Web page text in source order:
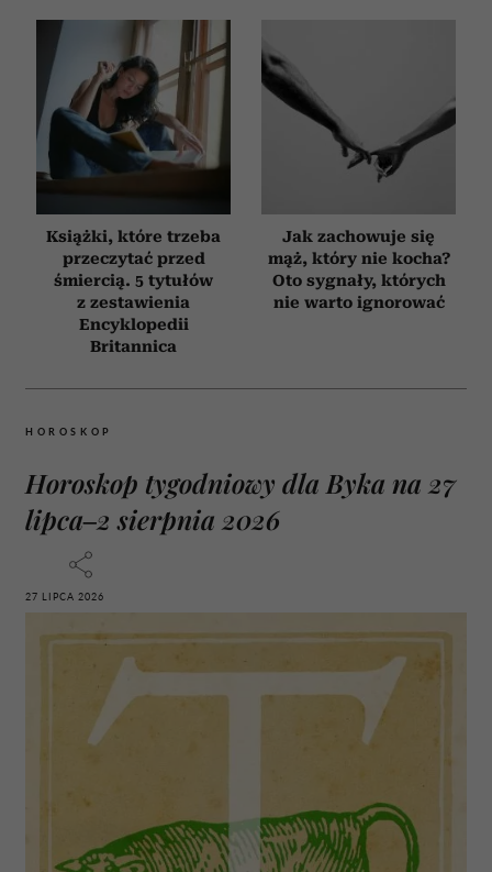
Książki, które trzeba
przeczytać przed
śmiercią. 5 tytułów
z zestawienia
Encyklopedii
Britannica
Jak zachowuje się
mąż, który nie kocha?
Oto sygnały, których
nie warto ignorować
HOROSKOP
Horoskop tygodniowy dla Byka na 27
lipca–2 sierpnia 2026
27 LIPCA 2026